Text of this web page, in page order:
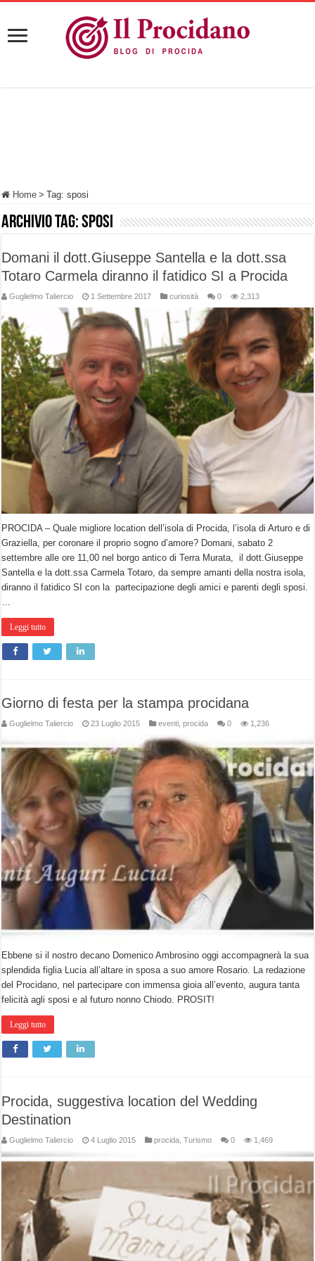
Home > Tag:sposi
Archivio tag:sposi
Domani il dott.Giuseppe Santella e la dott.ssa
Totaro Carmela diranno il fatidico SI a Procida
Guglielmo Taliercio 1 Settembre 2017 curiosità 0 2,313
PROCIDA – Quale migliore location dell’isola di Procida, l’isola di Arturo e di
Graziella, per coronare il proprio sogno d’amore? Domani, sabato 2
settembre alle ore 11,00 nel borgo antico di Terra Murata, il dott.Giuseppe
Santella e la dott.ssa Carmela Totaro, da sempre amanti della nostra isola,
diranno il fatidico SI con la partecipazione degli amici e parenti degli sposi.
…
Leggi tutto
Giorno di festa per la stampa procidana
Guglielmo Taliercio 23 Luglio 2015 eventi ,procida 0 1,236
Ebbene si il nostro decano Domenico Ambrosino oggi accompagnerà la sua
splendida figlia Lucia all’altare in sposa a suo amore Rosario. La redazione
del Procidano, nel partecipare con immensa gioia all’evento, augura tanta
felicità agli sposi e al futuro nonno Chiodo. PROSIT!
Leggi tutto
Procida, suggestiva location del Wedding
Destination
Guglielmo Taliercio 4 Luglio 2015 procida ,Turismo 0 1,469